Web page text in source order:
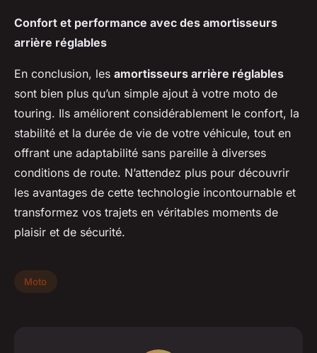
Confort et performance avec des amortisseurs
arrière réglables
En conclusion, les amortisseurs arrière réglables
sont bien plus qu’un simple ajout à votre moto de
touring. Ils améliorent considérablement le confort, la
stabilité et la durée de vie de votre véhicule, tout en
offrant une adaptabilité sans pareille à diverses
conditions de route. N’attendez plus pour découvrir
les avantages de cette technologie incontournable et
transformez vos trajets en véritables moments de
plaisir et de sécurité.
Moto